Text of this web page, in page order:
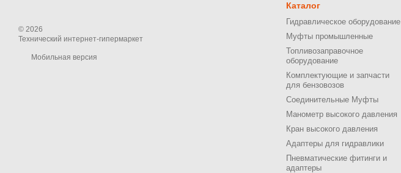
© 2026
Технический интернет-гипермаркет
Мобильная версия
Каталог
Гидравлическое оборудование
Муфты промышленные
Топливозаправочное
оборудование
Комплектующие и запчасти
для бензовозов
Соединительные Муфты
Манометр высокого давления
Кран высокого давления
Адаптеры для гидравлики
Пневматические фитинги и
адаптеры